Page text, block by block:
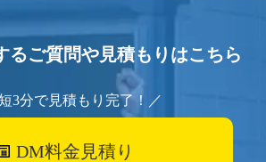
るご質問や見積もりはこちら
3分で見積もり完了！／
DM料金見積り